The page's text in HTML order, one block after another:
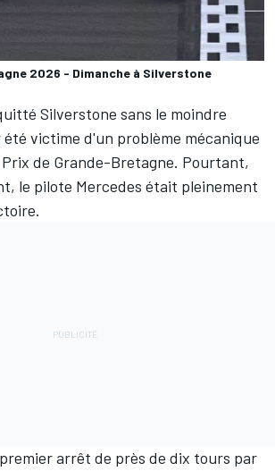
2026 - Dimanche à Silverstone
Silverstone sans le moindre
victime d'un problème mécanique
de Grande-Bretagne. Pourtant,
le pilote Mercedes était pleinement
arrêt de près de dix tours par